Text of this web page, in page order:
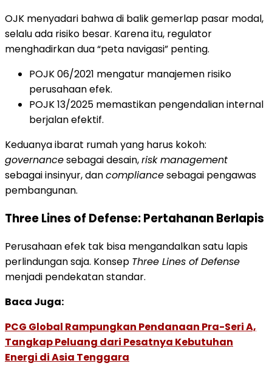
OJK menyadari bahwa di balik gemerlap pasar modal,
selalu ada risiko besar. Karena itu, regulator
menghadirkan dua “peta navigasi” penting.
POJK 06/2021 mengatur manajemen risiko
perusahaan efek.
POJK 13/2025 memastikan pengendalian internal
berjalan efektif.
Keduanya ibarat rumah yang harus kokoh:
governancesebagai desain,risk management
sebagai insinyur, dancompliancesebagai pengawas
pembangunan.
Three Lines of Defense: Pertahanan Berlapis
Perusahaan efek tak bisa mengandalkan satu lapis
perlindungan saja. Konsep Three Lines of Defense
menjadi pendekatan standar.
Baca Juga:
PCG Global Rampungkan Pendanaan Pra-Seri A,
Tangkap Peluang dari Pesatnya Kebutuhan
Energi di Asia Tenggara